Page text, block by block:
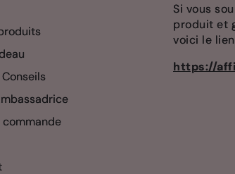
commande
Si vous
produit et
voici le
https://